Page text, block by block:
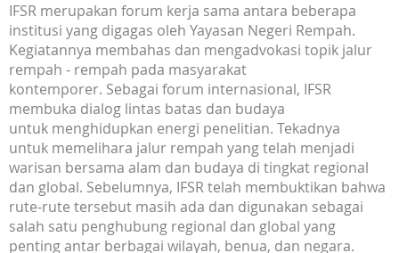
IFSR merupakan forum kerja sama antara beberapa
institusi yang digagas oleh Yayasan Negeri Rempah.
Kegiatannya membahas dan mengadvokasi topik jalur
rempah - rempah pada masyarakat
kontemporer. Sebagai forum internasional, IFSR
membuka dialog lintas batas dan budaya
untuk menghidupkan energi penelitian. Tekadnya
untuk memelihara jalur rempah yang telah menjadi
warisan bersama alam dan budaya di tingkat regional
dan global. Sebelumnya, IFSR telah membuktikan bahwa
rute-rute tersebut masih ada dan digunakan sebagai
salah satu penghubung regional dan global yang
penting antar berbagai wilayah, benua, dan negara.